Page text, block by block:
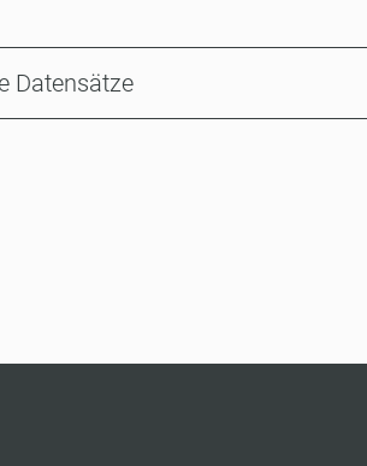
Datensätze